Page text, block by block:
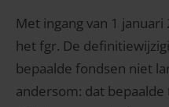
Met ingang van 1
het fgr. De
bepaalde fondsen niet
andersom: dat